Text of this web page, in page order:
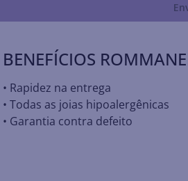
BENEFÍCIOS
• Rapidez na entrega
• Todas as joias hipoalergênicas
• Garantia contra defeito